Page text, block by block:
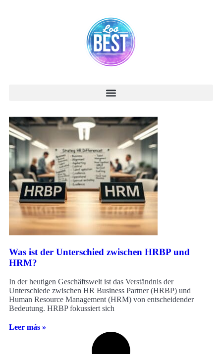
Was ist der Unterschied zwischen HRBP und
HRM?
In der heutigen Geschäftswelt ist das Verständnis der
Unterschiede zwischen HR Business Partner (HRBP) und
Human Resource Management (HRM) von entscheidender
Bedeutung. HRBP fokussiert sich
Leer más »